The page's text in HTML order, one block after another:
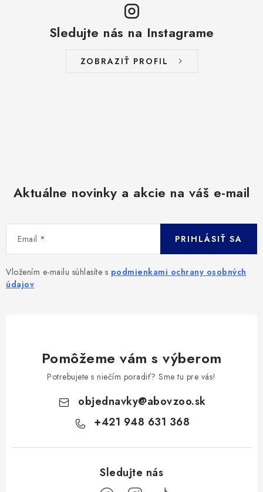
Sledujte nás na Instagrame
ZOBRAZIŤ PROFIL
Aktuálne novinky a akcie na váš e-mail
Email
Vložením e-mailu súhlasíte s podmienkami ochrany osobných
údajov
PRIHLÁSIŤ SA
Pomôžeme vám s výberom
Potrebujete s niečím poradiť? Sme tu pre vás!
objednavky@abovzoo.sk
+421 948 631 368